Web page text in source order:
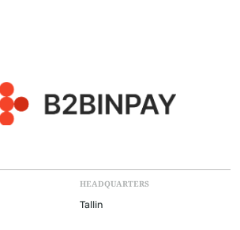
HEADQUARTERS
Tallin